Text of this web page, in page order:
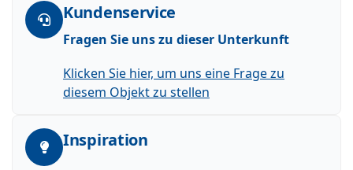
Kundenservice
Fragen Sie uns zu dieser Unterkunft
Klicken Sie hier, um uns eine Frage zu
diesem Objekt zu stellen
Inspiration